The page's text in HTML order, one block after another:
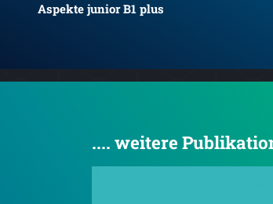
Aspekte junior B1 plus
.... weitere